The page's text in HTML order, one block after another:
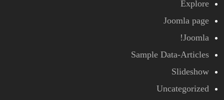
Explore
Joomla page
Joomla!
Sample Data-Articles
Slideshow
Uncategorized